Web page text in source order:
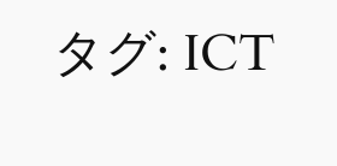
タグ: ICT